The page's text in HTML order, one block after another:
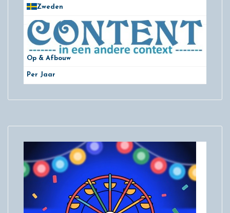
Zweden
Op & Afbouw
Per Jaar